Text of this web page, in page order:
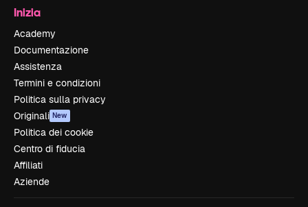
Inizia
Academy
Documentazione
Assistenza
Termini e condizioni
Politica sulla privacy
Originali New
Politica dei cookie
Centro di fiducia
Affiliati
Aziende